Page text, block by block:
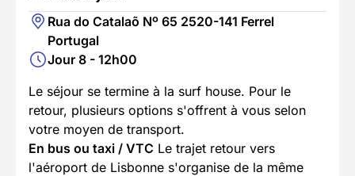
Rua do Catalaõ Nº 65 2520-141 Ferrel
Portugal
Jour 8 - 12h00
Le séjour se termine à la surf house. Pour le
retour, plusieurs options s'offrent à vous selon
votre moyen de transport.
En bus ou taxi / VTC Le trajet retour vers
l'aéroport de Lisbonne s'organise de la même